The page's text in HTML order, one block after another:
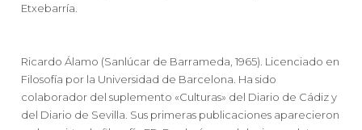
Etxebarría.
Ricardo Álamo (Sanlúcar de Barrameda, 1965). Licenciado en
Filosofía por la Universidad de Barcelona. Ha sido
colaborador del suplemento «Culturas» del Diario de Cádiz y
del Diario de Sevilla. Sus primeras publicaciones aparecieron